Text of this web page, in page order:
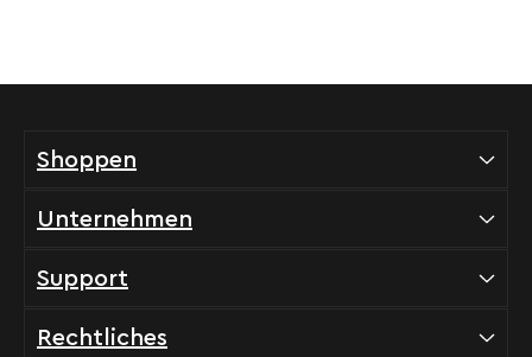
Shoppen
Unternehmen
Support
Rechtliches